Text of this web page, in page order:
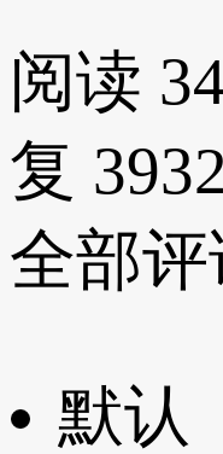
阅读
复
全部评
默认